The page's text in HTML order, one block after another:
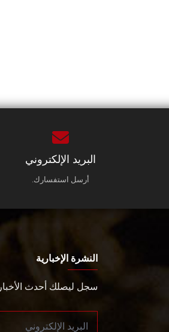
البريد الإلكتروني
أرسل استفسارك.
النشرة الإخبارية
سجل ليصلك أحدث الأخبار